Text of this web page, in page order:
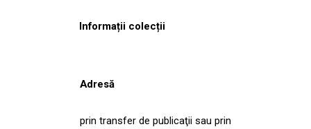
Informații colecții
Adresă
prin transfer de publicaţii sau prin